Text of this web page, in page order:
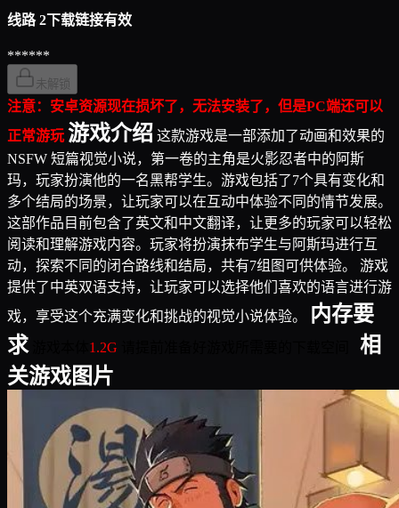
线路 2下载链接有效
******
未解锁
注意：安卓资源现在损坏了，无法安装了，但是PC端还可以
正常游玩 游戏介绍 这款游戏是一部添加了动画和效果的
NSFW 短篇视觉小说，第一卷的主角是火影忍者中的阿斯
玛，玩家扮演他的一名黑帮学生。游戏包括了7个具有变化和
多个结局的场景，让玩家可以在互动中体验不同的情节发展。
这部作品目前包含了英文和中文翻译，让更多的玩家可以轻松
阅读和理解游戏内容。玩家将扮演抹布学生与阿斯玛进行互
动，探索不同的闭合路线和结局，共有7组图可供体验。 游戏
提供了中英双语支持，让玩家可以选择他们喜欢的语言进行游
戏，享受这个充满变化和挑战的视觉小说体验。
内存要
求
1.2G
相
关游戏图片